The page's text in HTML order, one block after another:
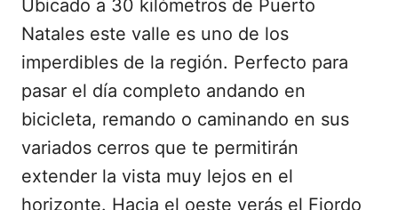
Ubicado a 30 kilómetros de Puerto
Natales este valle es uno de los
imperdibles de la región. Perfecto para
pasar el día completo andando en
bicicleta, remando o caminando en sus
variados cerros que te permitirán
extender la vista muy lejos en el
horizonte. Hacia el oeste verás el Fiordo